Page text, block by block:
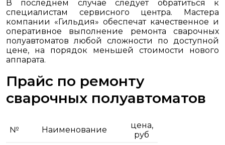
В последнем случае следует обратиться к
специалистам сервисного центра. Мастера
компании «Гильдия» обеспечат качественное и
оперативное выполнение ремонта сварочных
полуавтоматов любой сложности по доступной
цене, на порядок меньшей стоимости нового
аппарата.
Прайс по ремонту
сварочных полуавтоматов
№ Наименование
цена,
руб